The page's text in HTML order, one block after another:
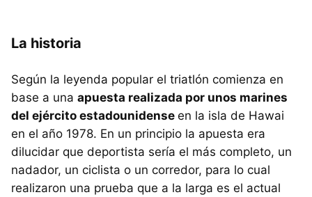
La historia
Según la leyenda popular el triatlón comienza en
base a una apuesta realizada por unos marines
del ejército estadounidense en la isla de Hawai
en el año 1978. En un principio la apuesta era
dilucidar que deportista sería el más completo, un
nadador, un ciclista o un corredor, para lo cual
realizaron una prueba que a la larga es el actual